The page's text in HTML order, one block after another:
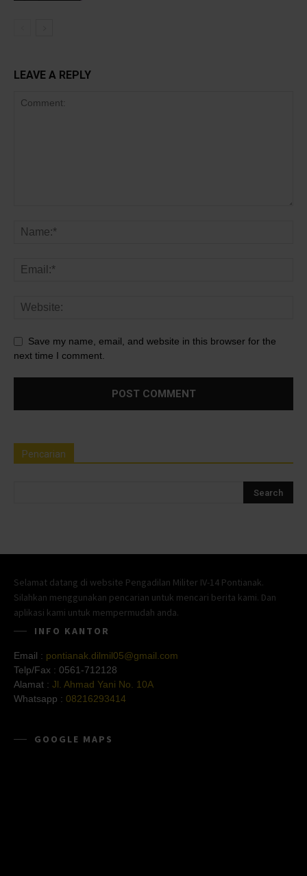
LEAVE A REPLY
Save my name, email, and website in this browser for the
next time I comment.
Pencarian
Selamat datang di website Pengadilan Militer IV-14 Pontianak.
Silahkan menggunakan pencarian untuk mencari berita kami. Dan
aplikasi kami untuk mempermudah anda.
INFO KANTOR
Email : pontianak.dilmil05@gmail.com
Telp/Fax : 0561-712128
Alamat : Jl. Ahmad Yani No. 10A
Whatsapp : 08216293414
GOOGLE MAPS